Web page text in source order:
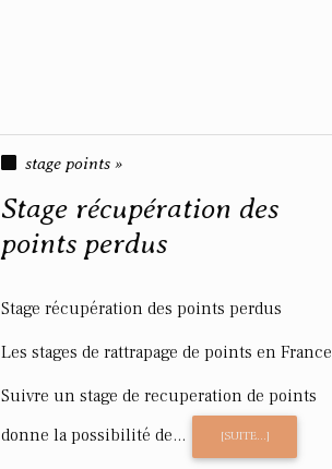
stage points »
Stage récupération des
points perdus
Stage récupération des points perdus
Les stages de rattrapage de points en France
Suivre un stage de recuperation de points
donne la possibilité de...
[SUITE...]